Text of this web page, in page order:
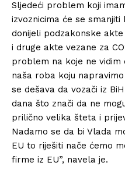
Sljedeći problem koji
izvoznicima će se
donijeli podzakonske
i druge akte vezane za
problem na koje ne vidim
naša roba koju
se dešava da vozači iz
dana što znači da ne
prilično velika šteta i
Nadamo se da bi Vlada
EU to riješiti nače ćemo
firme iz EU”, navela je.